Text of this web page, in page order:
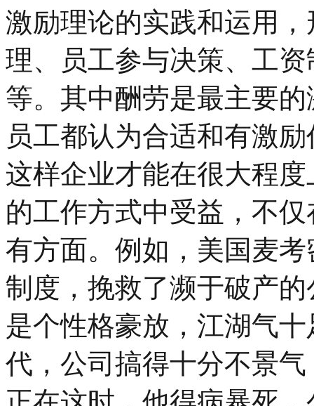
激励理论的实践和运用
理、员工参与决策、工
等。其中酬劳是最主要
员工都认为合适和有激
这样企业才能在很大程
的工作方式中受益，不
有方面。例如，美国麦
制度，挽救了濒于破产
是个性格豪放，江湖气
代，公司搞得十分不景